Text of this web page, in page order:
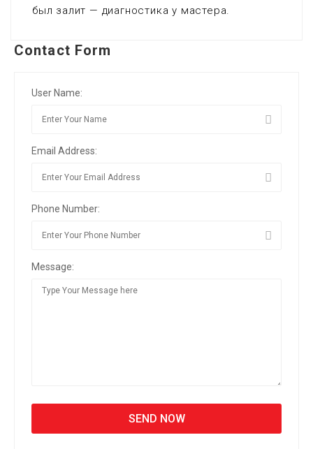
был залит — диагностика у мастера.
Contact Form
User Name:
Email Address:
Phone Number:
Message: